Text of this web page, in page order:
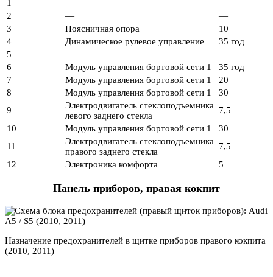
1 —
—
2
—
—
3
Поясничная опора
10
4
Динамическое рулевое управление
35 год
5
—
—
6
Модуль управления бортовой сети 1
35 год
7
Модуль управления бортовой сети 1
20
8
Модуль управления бортовой сети 1
30
9
Электродвигатель стеклоподъемника
левого заднего стекла
7,5
10
Модуль управления бортовой сети 1
30
11
Электродвигатель стеклоподъемника
правого заднего стекла
7,5
12
Электроника комфорта 5
Панель приборов, правая кокпит
Назначение предохранителей в щитке приборов правого кокпита
(2010, 2011)